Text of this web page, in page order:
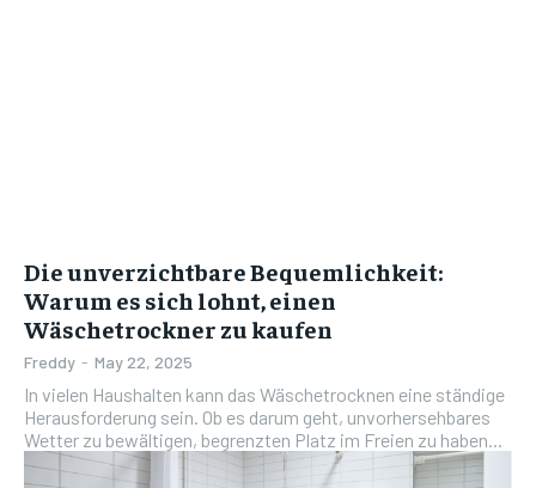
Die unverzichtbare Bequemlichkeit:
Warum es sich lohnt, einen
Wäschetrockner zu kaufen
Freddy - May 22, 2025
In vielen Haushalten kann das Wäschetrocknen eine ständige
Herausforderung sein. Ob es darum geht, unvorhersehbares
Wetter zu bewältigen, begrenzten Platz im Freien zu haben...